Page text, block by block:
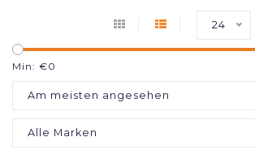
24
Min: €0
Am meisten angesehen
Alle Marken